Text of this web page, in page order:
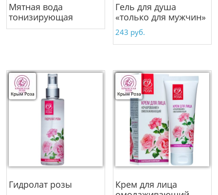
Мятная вода
тонизирующая
Гель для душа
«только для мужчин»
243 руб.
Гидролат розы
Крем для лица